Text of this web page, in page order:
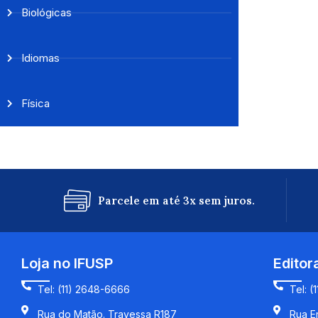
Biológicas
Idiomas
Física
Parcele em até 3x sem juros.
Loja no IFUSP
Tel: (11) 2648-6666
Rua do Matão. Travessa R187
Tel:
Rua